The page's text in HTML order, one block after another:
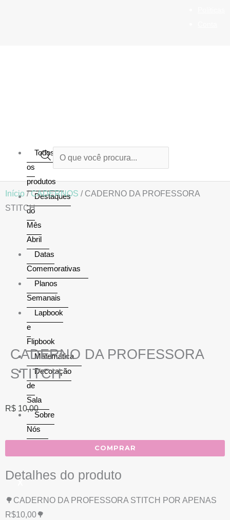
Todos
os
produtos
Destaques
do
Mês
Abril
Datas
Comemorativas
Planos
Semanais
Lapbook
e
Flipbook
Matemática
Decoração
de
Sala
Sobre
Nós
Pesquisar
produtos
Início /CADERNOS / CADERNO DA PROFESSORA
STITCH
CADERNO DA PROFESSORA
STITCH
R$ 10,00
COMPRAR
Detalhes do produto
🌳CADERNO DA PROFESSORA STITCH POR APENAS
R$10,00🌳